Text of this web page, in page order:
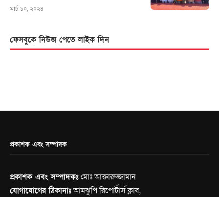
মার্চ ১০, ২০২৪
ফেসবুকে নিউজ পেতে লাইক দিন
প্রকাশক এবং সম্পাদক
প্রকাশক এবং সম্পাদকঃমোঃ আক্তারুজ্জামান
যোগাযোগের ঠিকানাঃআমঝুপি রিপোর্টার্স ক্লাব,